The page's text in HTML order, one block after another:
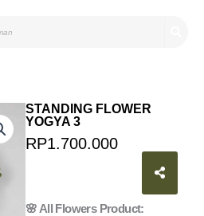
STANDING FLOWER
YOGYA 3
RP1.700.000
🌸 All Flowers Product: